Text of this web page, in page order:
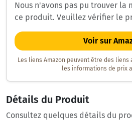
Nous n'avons pas pu trouver la
ce produit. Veuillez vérifier le
Voir sur
Les liens Amazon peuvent être des
les informations de prix
Détails du Produit
Consultez quelques détails du